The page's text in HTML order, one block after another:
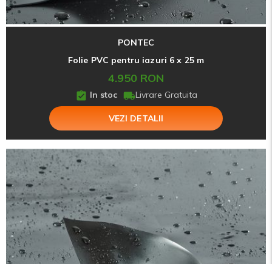
PONTEC
Folie PVC pentru iazuri 6 x 25 m
4.950 RON
In stoc Livrare Gratuita
VEZI DETALII